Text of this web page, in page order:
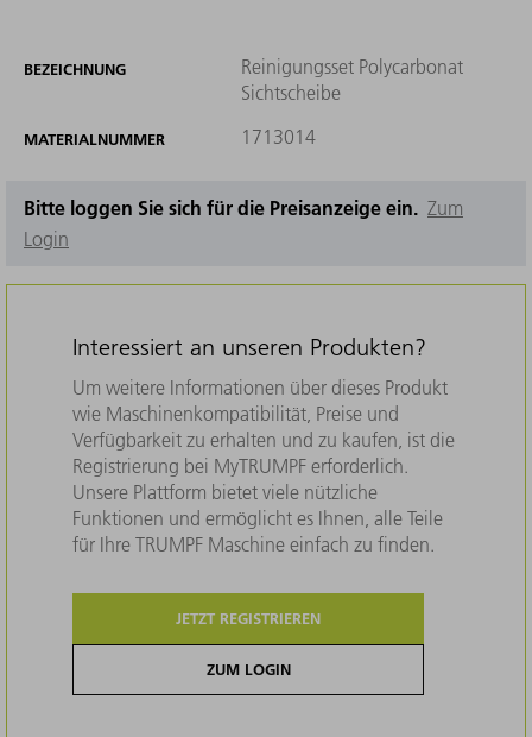
BEZEICHNUNG
Reinigungsset Polycarbonat
Sichtscheibe
MATERIALNUMMER 1713014
Bitte loggen Sie sich für die Preisanzeige ein. Zum
Login
Interessiert an unseren Produkten?
Um weitere Informationen über dieses Produkt
wie Maschinenkompatibilität, Preise und
Verfügbarkeit zu erhalten und zu kaufen, ist die
Registrierung bei MyTRUMPF erforderlich.
Unsere Plattform bietet viele nützliche
Funktionen und ermöglicht es Ihnen, alle Teile
für Ihre TRUMPF Maschine einfach zu finden.
JETZT REGISTRIEREN
ZUM LOGIN